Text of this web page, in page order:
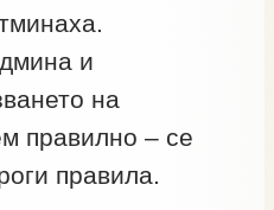
и
на
правилно – се
правила.